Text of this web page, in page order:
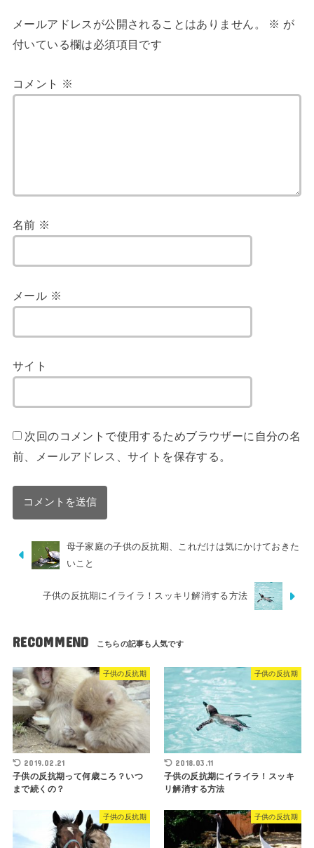
メールアドレスが公開されることはありません。 ※ が
付いている欄は必須項目です
コメント ※
名前 ※
メール ※
サイト
次回のコメントで使用するためブラウザーに自分の名
前、メールアドレス、サイトを保存する。
母子家庭の子供の反抗期、これだけは気にかけておきた
いこと
子供の反抗期にイライラ！スッキリ解消する方法
RECOMMEND
子供の反抗期
2019.02.21
子供の反抗期って何歳ころ？いつ
まで続くの？
子供の反抗期
2018.03.11
子供の反抗期にイライラ！スッキ
リ解消する方法
子供の反抗期 子供の反抗期